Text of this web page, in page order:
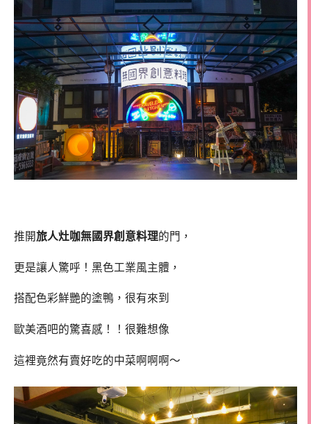
推開旅人灶咖無國界創意料理的門，
更是讓人驚呼！黑色工業風主體，
搭配色彩鮮艷的塗鴨，很有來到
歐美酒吧的驚喜感！！很難想像
這裡竟然有賣好吃的中菜啊啊啊～